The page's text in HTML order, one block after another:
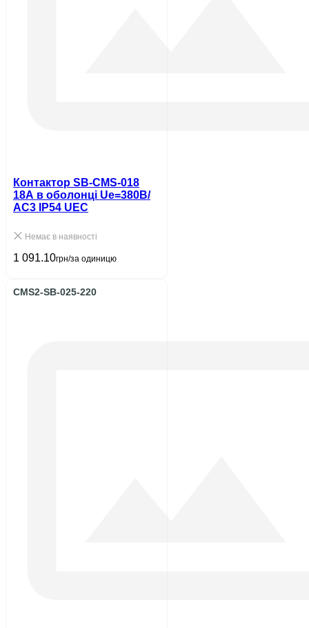
Контактор SB-CMS-018
18A в оболонці Ue=380В/
АС3 IP54 UEC
Немає в наявності
1 091.10грн/за одиницю
CMS2-SB-025-220